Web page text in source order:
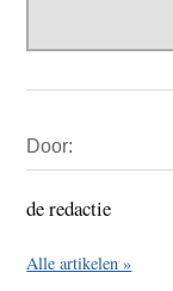
Sidebar
Door:
de redactie
Alle artikelen »